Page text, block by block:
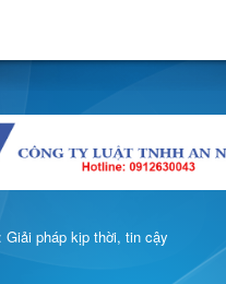
Giải pháp kịp thời, tin cậy